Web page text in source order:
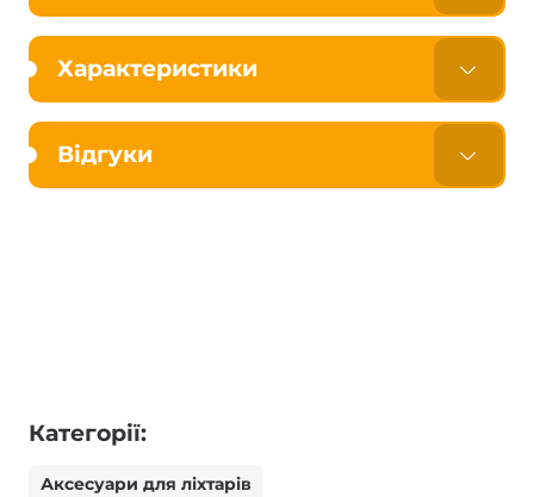
Характеристики
Відгуки
Категорії:
Аксесуари для ліхтарів